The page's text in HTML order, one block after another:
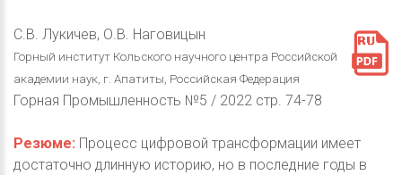
С.В. Лукичев, О.В. Наговицын
Горный институт Кольского научного центра Российской
академии наук, г. Апатиты, Российская Федерация
Горная Промышленность №5 / 2022 стр. 74-78
Резюме: Процесс цифровой трансформации имеет
достаточно длинную историю, но в последние годы в